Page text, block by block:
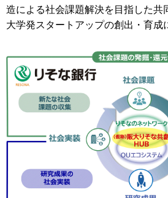
造による社会課題解決を目指した共
大学発スタートアップの創出・育成